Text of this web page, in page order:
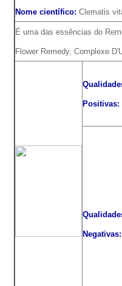
Nome científico: Clematis
É uma das essências do
Flower Remedy, Complexe
Positivas:
Negativas: